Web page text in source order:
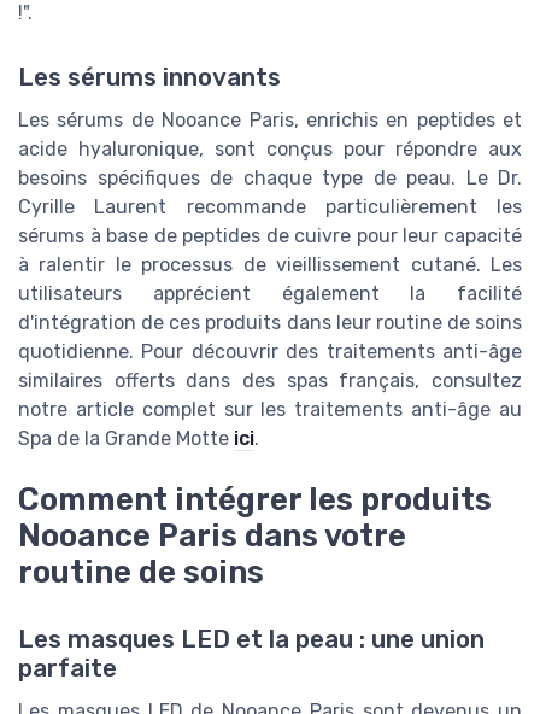
!".
Les sérums innovants
Les sérums de Nooance Paris, enrichis en peptides et
acide hyaluronique, sont conçus pour répondre aux
besoins spécifiques de chaque type de peau. Le Dr.
Cyrille Laurent recommande particulièrement les
sérums à base de peptides de cuivre pour leur capacité
à ralentir le processus de vieillissement cutané. Les
utilisateurs apprécient également la facilité
d'intégration de ces produits dans leur routine de soins
quotidienne. Pour découvrir des traitements anti-âge
similaires offerts dans des spas français, consultez
notre article complet sur les traitements anti-âge au
Spa de la Grande Motte ici.
Comment intégrer les produits
Nooance Paris dans votre
routine de soins
Les masques LED et la peau : une union
parfaite